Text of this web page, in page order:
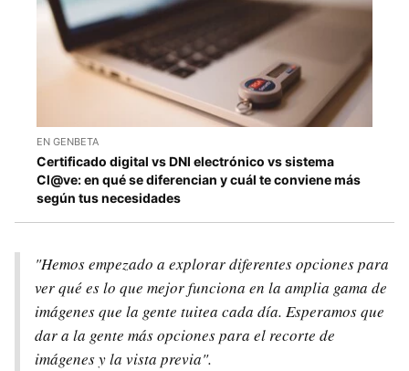
EN GENBETA
Certificado digital vs DNI electrónico vs sistema
Cl@ve: en qué se diferencian y cuál te conviene más
según tus necesidades
"Hemos empezado a explorar diferentes opciones para
ver qué es lo que mejor funciona en la amplia gama de
imágenes que la gente tuitea cada día. Esperamos que
dar a la gente más opciones para el recorte de
imágenes y la vista previa".